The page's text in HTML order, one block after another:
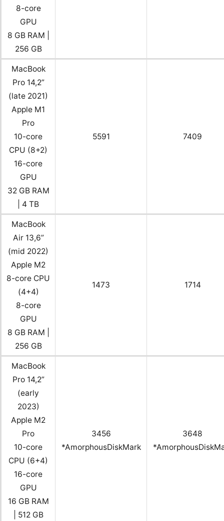
8-core
GPU
8 GB RAM |
256 GB
MacBook
Pro 14,2”
(late 2021)
Apple M1
Pro
10-core
CPU (8+2)
16-core
GPU
32 GB RAM
| 4 TB
5591 7409
MacBook
Air 13,6”
(mid 2022)
Apple M2
8-core CPU
(4+4)
8-core
GPU
8 GB RAM |
256 GB
1473 1714
MacBook
Pro 14,2”
(early
2023)
Apple M2
Pro
10-core
CPU (6+4)
16-core
GPU
16 GB RAM
| 512 GB
3456
*AmorphousDiskMark
3648